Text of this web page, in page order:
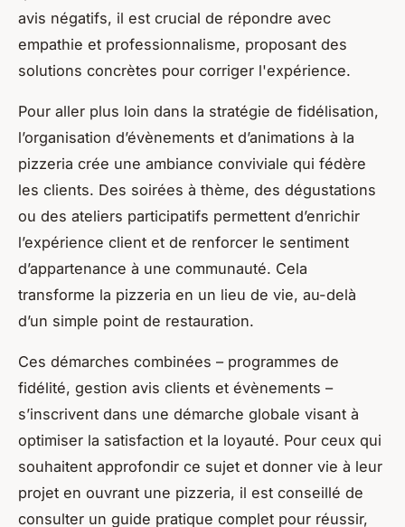
avis négatifs, il est crucial de répondre avec
empathie et professionnalisme, proposant des
solutions concrètes pour corriger l'expérience.
Pour aller plus loin dans la stratégie de fidélisation,
l’organisation d’évènements et d’animations à la
pizzeria crée une ambiance conviviale qui fédère
les clients. Des soirées à thème, des dégustations
ou des ateliers participatifs permettent d’enrichir
l’expérience client et de renforcer le sentiment
d’appartenance à une communauté. Cela
transforme la pizzeria en un lieu de vie, au-delà
d’un simple point de restauration.
Ces démarches combinées – programmes de
fidélité, gestion avis clients et évènements –
s’inscrivent dans une démarche globale visant à
optimiser la satisfaction et la loyauté. Pour ceux qui
souhaitent approfondir ce sujet et donner vie à leur
projet en ouvrant une pizzeria, il est conseillé de
consulter un guide pratique complet pour réussir,